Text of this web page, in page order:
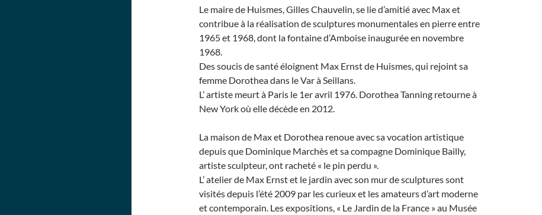
Le maire de Huismes, Gilles Chauvelin, se lie d’amitié avec Max et
contribue à la réalisation de sculptures monumentales en pierre entre
1965 et 1968, dont la fontaine d’Amboise inaugurée en novembre
1968.
Des soucis de santé éloignent Max Ernst de Huismes, qui rejoint sa
femme Dorothea dans le Var à Seillans.
L’ artiste meurt à Paris le 1er avril 1976. Dorothea Tanning retourne à
New York où elle décède en 2012.
La maison de Max et Dorothea renoue avec sa vocation artistique
depuis que Dominique Marchès et sa compagne Dominique Bailly,
artiste sculpteur, ont racheté « le pin perdu ».
L’ atelier de Max Ernst et le jardin avec son mur de sculptures sont
visités depuis l’été 2009 par les curieux et les amateurs d’art moderne
et contemporain. Les expositions, « Le Jardin de la France » au Musée